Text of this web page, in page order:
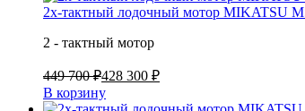
2х-тактный лодочный мотор MIKATSU
2 - тактный мотор
449 700 ₽428 300 ₽
В корзину